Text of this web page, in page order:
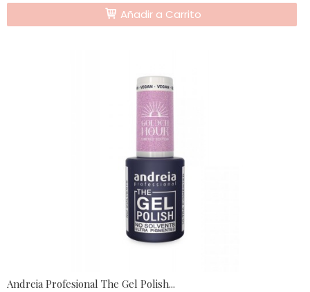
Añadir a Carrito
Andreia Profesional The Gel Polish...